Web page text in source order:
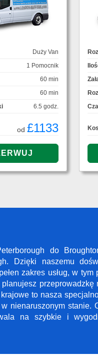
Duży Van
1 Pomocnik
60 min
60 min
6.5 godz.
od £1133
do
Dzięki naszemu
zakres usług, w tym
przeprowadzkę
to nasza
nienaruszonym stanie.
na szybkie i